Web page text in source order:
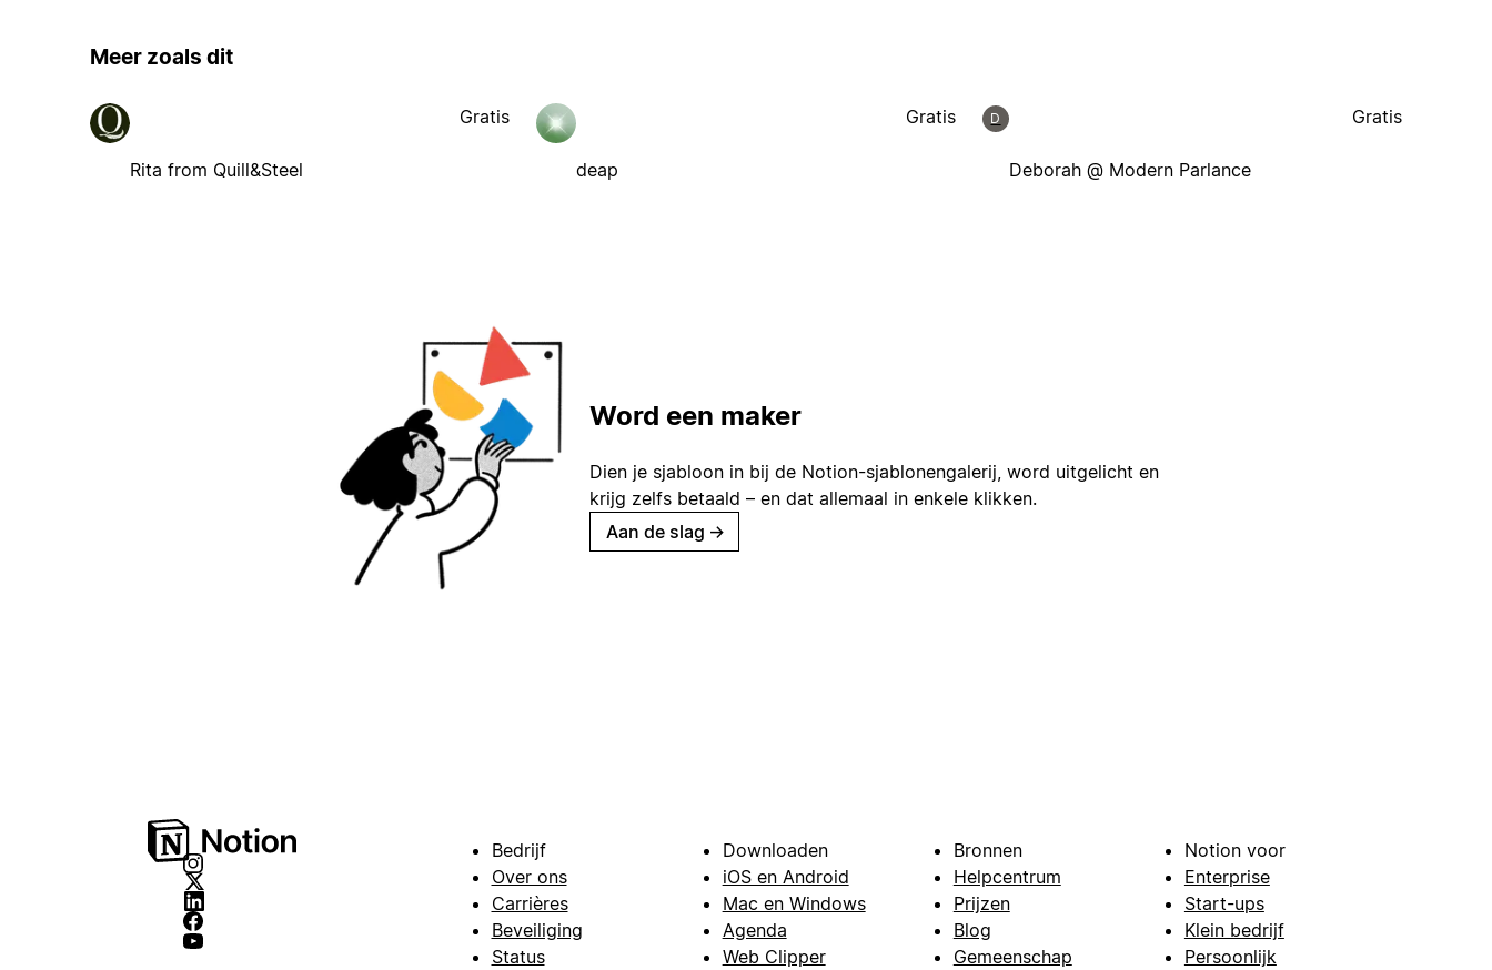
Meer zoals dit
Rita from Quill&Steel
Gratis
deap
Gratis D
Deborah @ Modern Parlance
Gratis
Word een maker
Dien je sjabloon in bij de Notion-sjablonengalerij, word uitgelicht en
krijg zelfs betaald – en dat allemaal in enkele klikken.
Aan de slag →
Bedrijf
Over ons
Carrières
Beveiliging
Status
Downloaden
iOS en Android
Mac en Windows
Agenda
Web Clipper
Bronnen
Helpcentrum
Prijzen
Blog
Gemeenschap
Notion voor
Enterprise
Start-ups
Klein bedrijf
Persoonlijk